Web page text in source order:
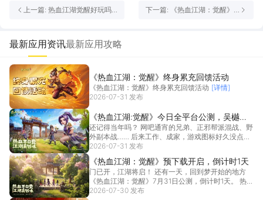
上一篇: 热血江湖觉醒好玩吗
下一篇: 《热血江湖：觉醒》
最新应用资讯最新应用攻略
《热血江湖：觉醒》终⾝累充回馈活动
《热血江湖：觉醒》终⾝累充回馈活动 [详情]
2026-07-31 发布
《热血江湖:觉醒》今日全平台公测，吴樾代
言，沙子哥入驻
还记得当年吗？ 网吧通宵的兄弟、正邪帮派混战、野
外副本战…… 后来工作、成家，游戏图标好久没点开
过。... [详情]
2026-07-31 发布
《热血江湖：觉醒》预下载开启，倒计时1天
门已开，江湖将启！ 还有一天，回到梦开始的地方
《热血江湖：觉醒》7月31日公测，倒计时1天。 热
血... [详情]
2026-07-30 发布